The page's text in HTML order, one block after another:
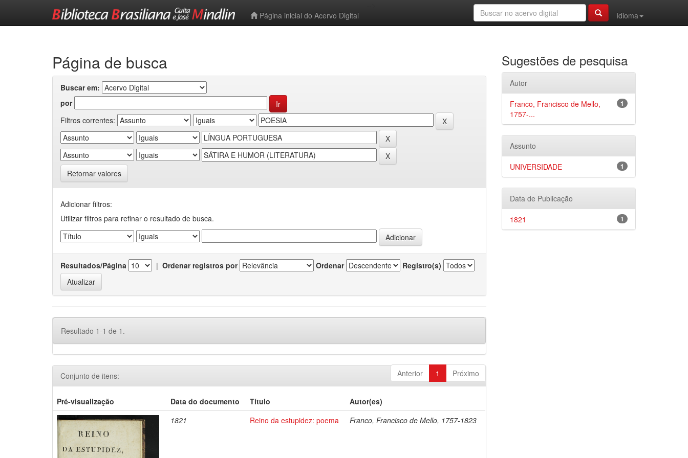
Página inicial do Acervo Digital
Idioma
Página de busca
Buscar em:
por
Filtros correntes:
Retornar valores
Adicionar filtros:
Utilizar filtros para refinar o resultado de busca.
Resultados/Página | Ordenar registros por Ordenar Registro(s)
Resultado 1-1 de 1.
Anterior 1 Próximo
Conjunto de itens:
Pré-visualização Data do documento Título
Autor(es)
1821
Reino da estupidez: poema Franco, Francisco de Mello, 1757-1823
Sugestões de pesquisa
Autor
1
Franco, Francisco de Mello,
1757-...
Assunto
1
UNIVERSIDADE
Data de Publicação
1
1821